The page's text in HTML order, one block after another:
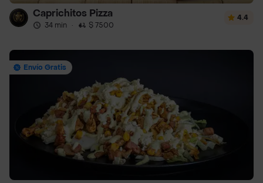
Caprichitos Pizza
34 min · $ 7500
4.4
Envío Gratis